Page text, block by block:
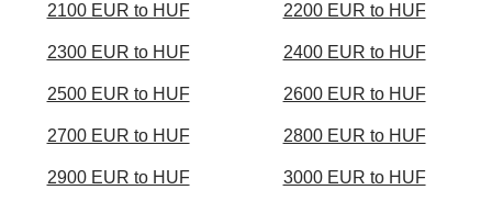
2100 EUR to HUF 2200 EUR to HUF
2300 EUR to HUF 2400 EUR to HUF
2500 EUR to HUF 2600 EUR to HUF
2700 EUR to HUF 2800 EUR to HUF
2900 EUR to HUF 3000 EUR to HUF